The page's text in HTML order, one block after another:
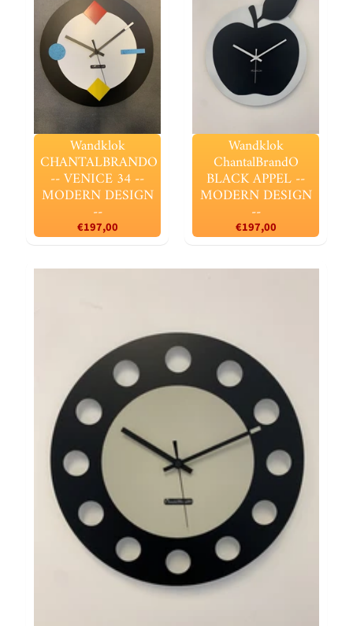
Wandklok
CHANTALBRANDO
-- VENICE 34 --
MODERN DESIGN
--
€197,00
Wandklok
ChantalBrandO
BLACK APPEL --
MODERN DESIGN
--
€197,00